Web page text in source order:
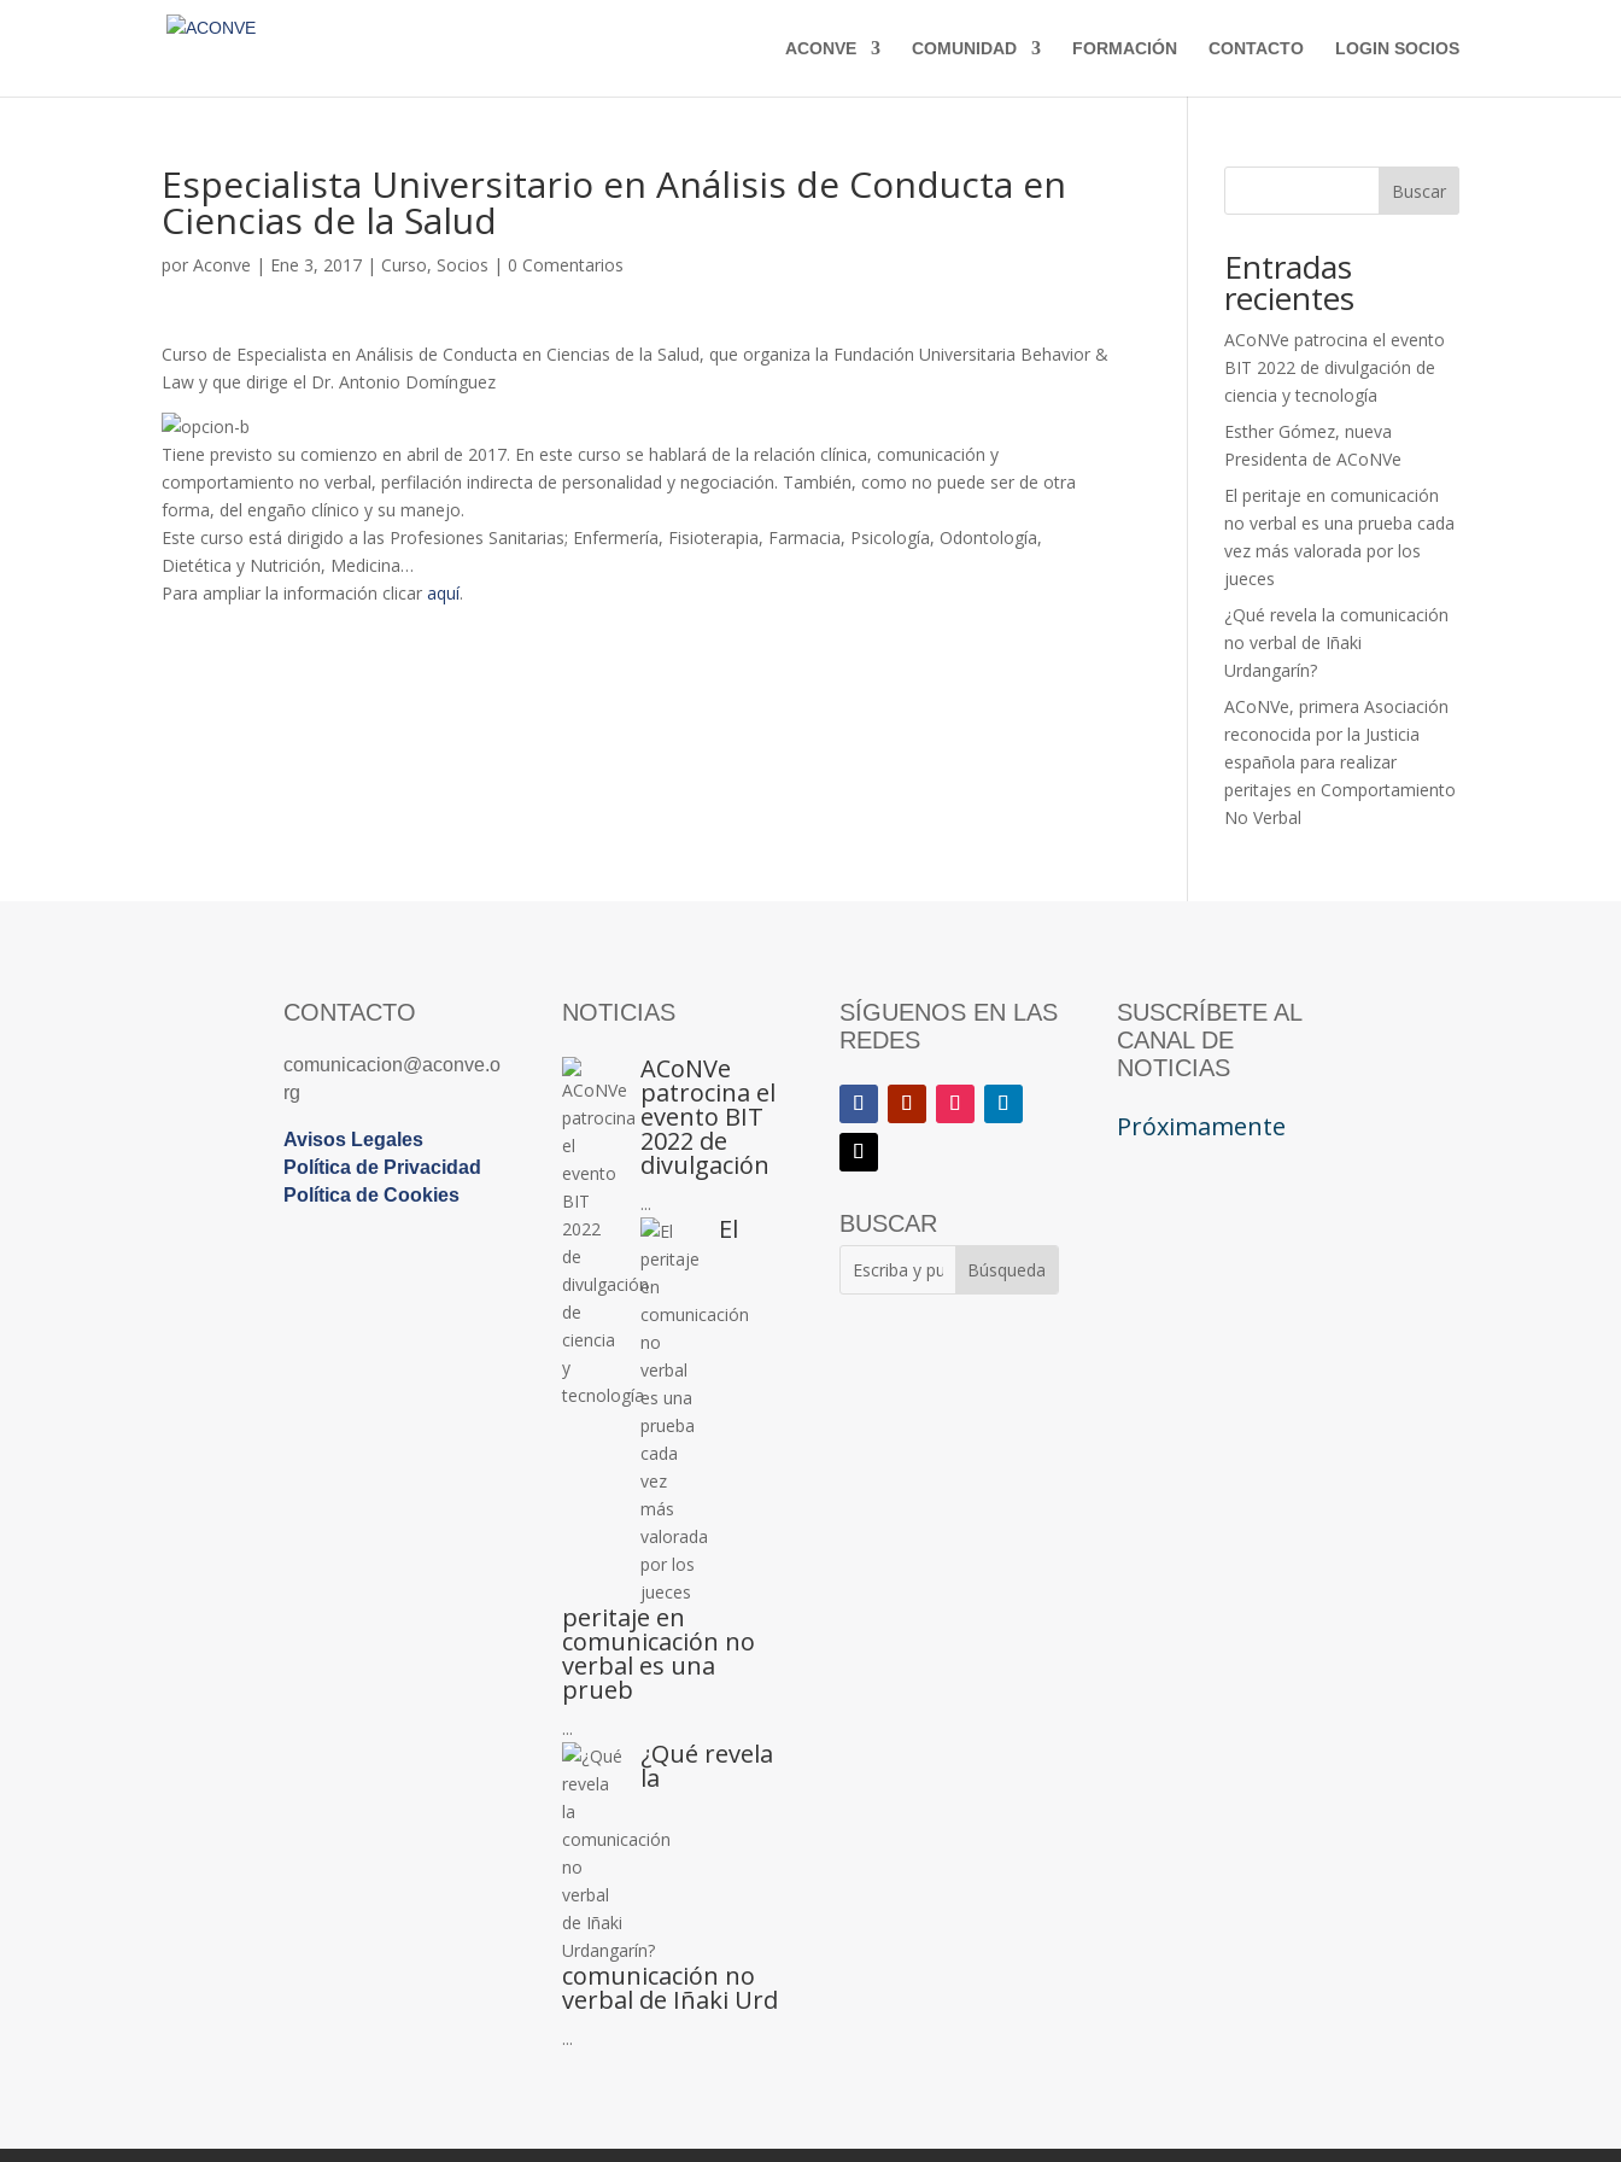
ACONVE COMUNIDAD FORMACIÓN CONTACTO LOGIN SOCIOS
Especialista Universitario en Análisis de Conducta en
Ciencias de la Salud
porAconve | Ene 3, 2017 | Curso, Socios | 0 Comentarios
Curso de Especialista en Análisis de Conducta en Ciencias de la Salud, que organiza la Fundación Universitaria Behavior &
Law y que dirige el Dr. Antonio Domínguez
Tiene previsto su comienzo en abril de 2017. En este curso se hablará de la relación clínica, comunicación y
comportamiento no verbal, perfilación indirecta de personalidad y negociación. También, como no puede ser de otra
forma, del engaño clínico y su manejo.
Este curso está dirigido a las Profesiones Sanitarias; Enfermería, Fisioterapia, Farmacia, Psicología, Odontología,
Dietética y Nutrición, Medicina…
Para ampliar la información clicaraquí.
Buscar
Entradas
recientes
ACoNVe patrocina el evento
BIT 2022 de divulgación de
ciencia y tecnología
Esther Gómez, nueva
Presidenta de ACoNVe
El peritaje en comunicación
no verbal es una prueba cada
vez más valorada por los
jueces
¿Qué revela la comunicación
no verbal de Iñaki
Urdangarín?
ACoNVe, primera Asociación
reconocida por la Justicia
española para realizar
peritajes en Comportamiento
No Verbal
CONTACTO
comunicacion@aconve.o
rg
Avisos Legales
Política de Privacidad
Política de Cookies
NOTICIAS
ACoNVe
patrocina el
evento BIT
2022 de
divulgación
...
El
peritaje en
comunicación no
verbal es una
prueb
...
¿Qué revela
la
comunicación no
verbal de Iñaki Urd
...
SÍGUENOS EN LAS
REDES
BUSCAR
SUSCRÍBETE AL
CANAL DE
NOTICIAS
Próximamente